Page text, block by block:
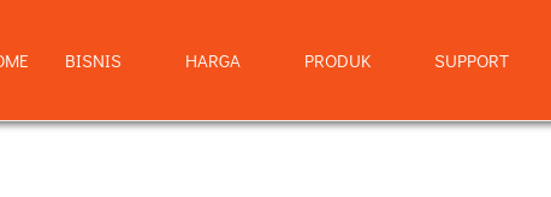
BISNIS HARGA PRODUK SUPPORT